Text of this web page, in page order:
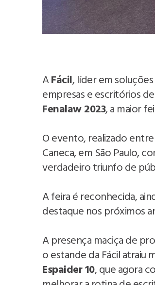
AFácil, líder em
empresas e escritórios
Fenalaw 2023, a maior
O evento, realizado
Caneca, em São Paulo,
verdadeiro triunfo de
A feira é reconhecida,
destaque nos próximos
A presença maciça de
o estande da Fácil atraiu
Espaider 10, que agora